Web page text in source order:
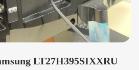
LT27H395SIXXRU